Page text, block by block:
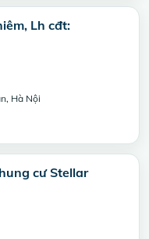
Lh cđt:
Hà Nội
cư Stellar